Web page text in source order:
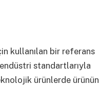
kullanılan bir referans
standartlarıyla
ürünlerde ürünün